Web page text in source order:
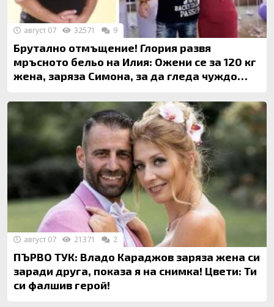
Брутално отмъщение! Глория развя
мръсното бельо на Илия: Ожени се за 120 кг
жена, заряза Симона, за да гледа чуждо
август 07 32571 9
ПЪРВО ТУК: Владо Караджов заряза жена си
заради друга, показа я на снимка! Цвети: Ти
си фалшив герой!
август 07 21371 2